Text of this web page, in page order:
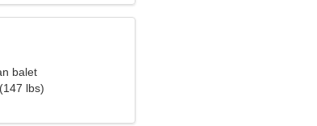
balet
lbs)